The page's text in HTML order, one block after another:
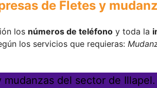
de Fletes y
los números de teléfono y toda la
los servicios que requieras:
mudanzas del sector de